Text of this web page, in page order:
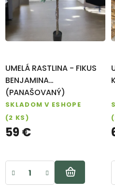
ZÁHRADY
SHOP
Záhradné
centrum
Návody na
Kontakt
v
s
p
r
d
u
k
t
o
UMELÁ RASTLINA - FIKUS
BENJAMINA
(PANAŠOVANÝ)
SKLADOM V ESHOPE
(2 KS)
59 €